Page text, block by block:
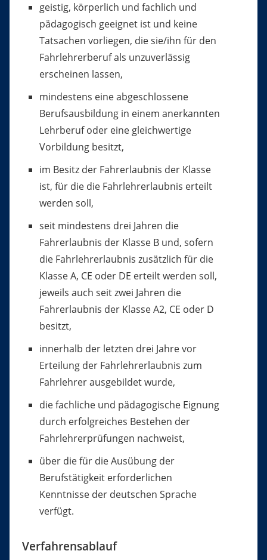
geistig, körperlich und fachlich und
pädagogisch geeignet ist und keine
Tatsachen vorliegen, die sie/ihn für den
Fahrlehrerberuf als unzuverlässig
erscheinen lassen,
mindestens eine abgeschlossene
Berufsausbildung in einem anerkannten
Lehrberuf oder eine gleichwertige
Vorbildung besitzt,
im Besitz der Fahrerlaubnis der Klasse
ist, für die die Fahrlehrerlaubnis erteilt
werden soll,
seit mindestens drei Jahren die
Fahrerlaubnis der Klasse B und, sofern
die Fahrlehrerlaubnis zusätzlich für die
Klasse A, CE oder DE erteilt werden soll,
jeweils auch seit zwei Jahren die
Fahrerlaubnis der Klasse A2, CE oder D
besitzt,
innerhalb der letzten drei Jahre vor
Erteilung der Fahrlehrerlaubnis zum
Fahrlehrer ausgebildet wurde,
die fachliche und pädagogische Eignung
durch erfolgreiches Bestehen der
Fahrlehrerprüfungen nachweist,
über die für die Ausübung der
Berufstätigkeit erforderlichen
Kenntnisse der deutschen Sprache
verfügt.
Verfahrensablauf